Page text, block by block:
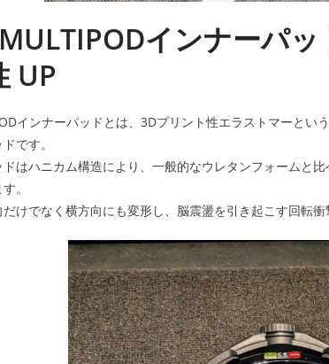
インナーパ
UP
インナーパッドとは、3Dプリント性エラストマーとい
です。
ドはハニカム構造により、一般的なウレタンフォームと
。
けでなく横方向にも変形し、脳震盪を引き起こす回転衝